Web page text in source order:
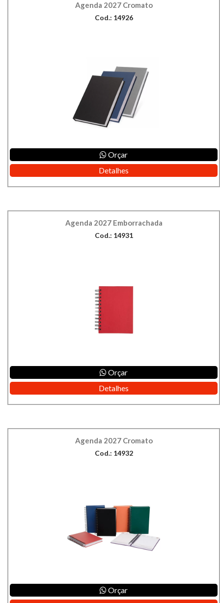
Agenda 2027 Cromato
Cod.: 14926
Orçar
Detalhes
Agenda 2027 Emborrachada
Cod.: 14931
Orçar
Detalhes
Agenda 2027 Cromato
Cod.: 14932
Orçar